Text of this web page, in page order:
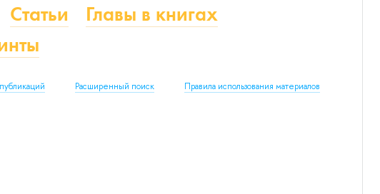
Статьи
Главы в книгах
Расширенный поиск
Правила использования материалов